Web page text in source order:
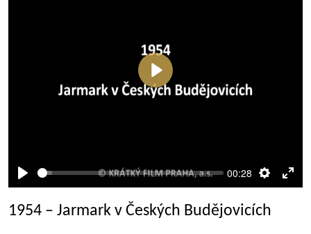
Přehrát
00:28
Přehrát
1954 – Jarmark v Českých Budějovicích